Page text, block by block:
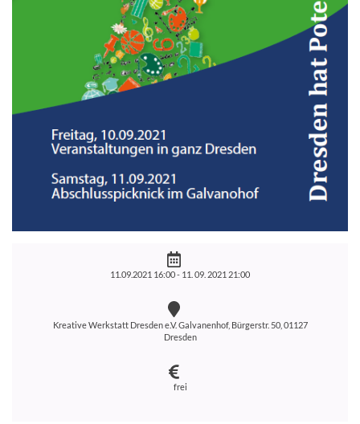
11.09.2021 16:00 - 11. 09. 2021 21:00
Kreative Werkstatt Dresden e.V. Galvanenhof, Bürgerstr. 50, 01127
Dresden
frei